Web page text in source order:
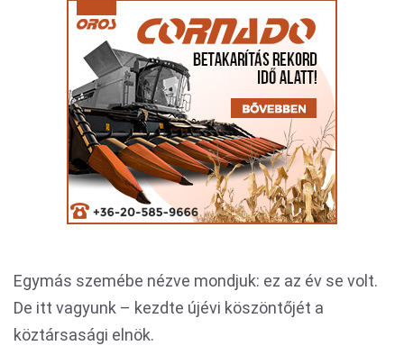
Egymás szemébe nézve mondjuk: ez az év se volt.
De itt vagyunk – kezdte újévi köszöntőjét a
köztársasági elnök.